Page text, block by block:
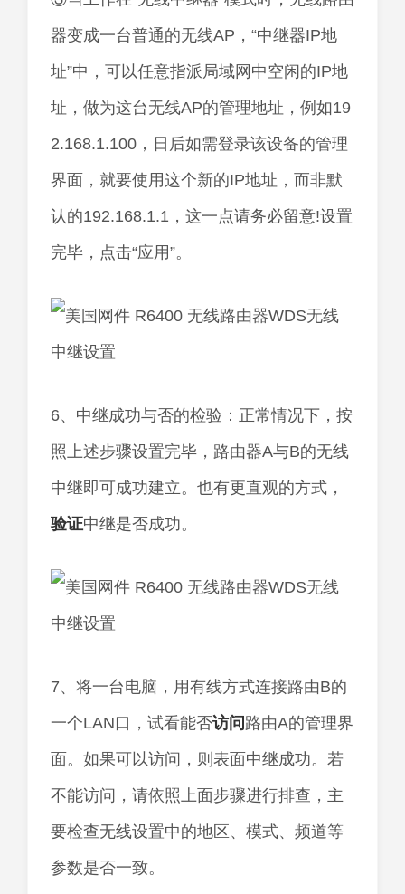
器变成一台普通的无线AP，“中继器IP地
址”中，可以任意指派局域网中空闲的IP地
址，做为这台无线AP的管理地址，例如19
2.168.1.100，日后如需登录该设备的管理
界面，就要使用这个新的IP地址，而非默
认的192.168.1.1，这一点请务必留意!设置
完毕，点击“应用”。
6、中继成功与否的检验：正常情况下，按
照上述步骤设置完毕，路由器A与B的无线
中继即可成功建立。也有更直观的方式，
验证中继是否成功。
7、将一台电脑，用有线方式连接路由B的
一个LAN口，试看能否访问 路由A的管理界
面。如果可以访问，则表面中继成功。若
不能访问，请依照上面步骤进行排查，主
要检查无线设置中的地区、模式、频道等
参数是否一致。